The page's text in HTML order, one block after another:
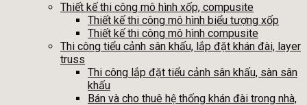
Thiết kế thi công mô hình xốp, compusite
Thiết kế thi công mô hình biểu tượng xốp
Thiết kế thi công mô hình compusite
Thi công tiểu cảnh sân khấu, lắp đặt khán đài, layer
truss
Thi công lắp đặt tiểu cảnh sân khấu, sàn sân
khấu
Bán và cho thuê hệ thống khán đài trong nhà,